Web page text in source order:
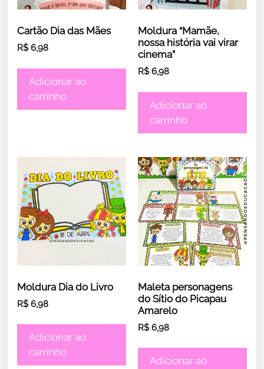
Cartão Dia das Mães
R$6,98
Adicionar ao
carrinho
Moldura “Mamãe,
nossa história vai virar
cinema”
R$6,98
Adicionar ao
carrinho
Moldura Dia do Livro
R$6,98
Adicionar ao
carrinho
Maleta personagens
do Sítio do Picapau
Amarelo
R$6,98
Adicionar ao